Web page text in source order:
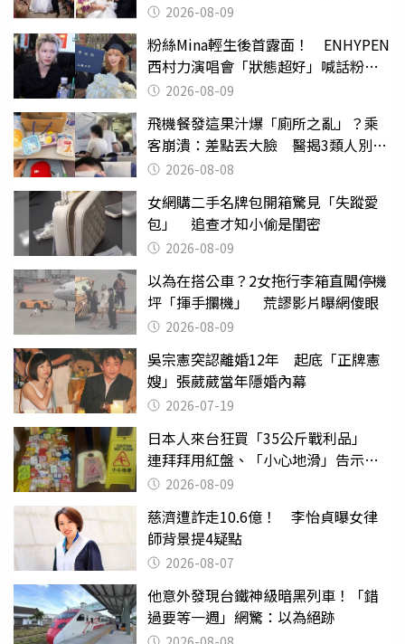
2026-08-09
粉絲Mina輕生後首露面！ ENHYPEN
西村力演唱會「狀態超好」喊話粉
絲：我們心意相通
2026-08-09
飛機餐發這果汁爆「廁所之亂」？乘
客崩潰：差點丟大臉 醫揭3類人別亂
喝 2026-08-08
女網購二手名牌包開箱驚見「失蹤愛
包」 追查才知小偷是閨密
2026-08-09
以為在搭公車？2女拖行李箱直闖停機
坪「揮手攔機」 荒謬影片曝網傻眼
2026-08-09
吳宗憲突認離婚12年 起底「正牌憲
嫂」張葳葳當年隱婚內幕
2026-07-19
日本人來台狂買「35公斤戰利品」
連拜拜用紅盤、「小心地滑」告示牌
也帶回家
2026-08-09
慈濟遭詐走10.6億！ 李怡貞曝女律
師背景提4疑點
2026-08-07
他意外發現台鐵神級暗黑列車！「錯
過要等一週」網驚：以為絕跡